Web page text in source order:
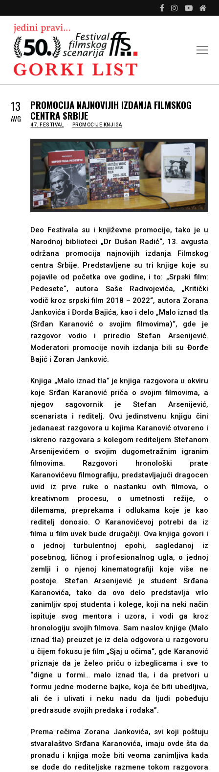
13
AVG
PROMOCIJA NAJNOVIJIH IZDANJA FILMSKOG
CENTRA SRBIJE
IN
47. FESTIVAL PROMOCIJE KNJIGA
Deo Festivala su i književne promocije, tako je u
Narodnoj biblioteci „Dr Dušan Radić“, 13. avgusta
održana promocija najnovijih izdanja Filmskog
centra Srbije. Predstavljene su tri knjige koje su
pojavile od početka ove godine, i to: „Srpski film:
Pedesete“, autora Saše Radivojevića, „Kritički
vodič kroz srpski film 2018 – 2022“, autora Zorana
Jankovića i Đorđa Bajića, kao i delo „Malo iznad tla
(Srđan Karanović o svojim filmovima)“, gde je
razgovor vodio i priredio Stefan Arsenijević.
Moderatori promocije novih izdanja bili su Đorđe
Bajić i Zoran Janković.
Knjiga „Malo iznad tla“ je knjiga razgovora u okviru
koje Srđan Karanović priča o svojim filmovima, a
njegov sagovornik je Stefan Arsenijević,
scenarista i reditelj. Ovu jedinstvenu knjigu čini
jedanaest razgovora u kojima Karanović otvoreno i
iskreno razgovara s kolegom rediteljem Stefanom
Arsenijevićem o svojim dugometražnim igranim
filmovima. Razgovori hronološki prate
Karanovićevu filmografiju, predstavljajući dragocen
uvid iz prve ruke o nastanku ovih filmova, o
kreativnom procesu, o umetnosti režije, o
dilemama, preprekama i odlukama koje je kao
reditelj donosio. O Karanovićevoj potrebi da iz
filma u film uvek bude drugačiji. Ova knjiga govori i
o jednoj turbulentnoj epohi, sagledanoj iz
posebnog, ličnog i profesionalnog ugla, o jednoj
zemlji i o njenoj kinematografiji koje više ne
postoje. Stefan Arsenijević je student Srđana
Karanovića, tako da ovo delo predstavlja vrlo
zanimljiv spoj studenta i kolege, koji na neki način
ispituje svog mentora i uzora, i vodi ga kroz
hronologiju svojih filmova. Sam naslov knjige (Malo
iznad tla) preuzet je iz dela odgovora u razgovoru
u čijem fokusu je film „Sjaj u očima“, gde Karanović
priznaje da je želeo priču o izbeglicama i sve to
“digne u formi… malo iznad tla, i da pretvori u
formu jedne moderne bajke, koja će biti ubedljiva,
ali će i ulivati i neku nadu da ljudi pobeđuju
predrasude svojih predaka i rođaka”.
Prema rečima Zorana Jankovića, svi koji poštuju
stvaralaštvo Srđana Karanovića, imaju ovde šta da
pronađu i knjiga može biti veoma zanimljiva kada
se dođe do rediteljske razmene tokom razgovora